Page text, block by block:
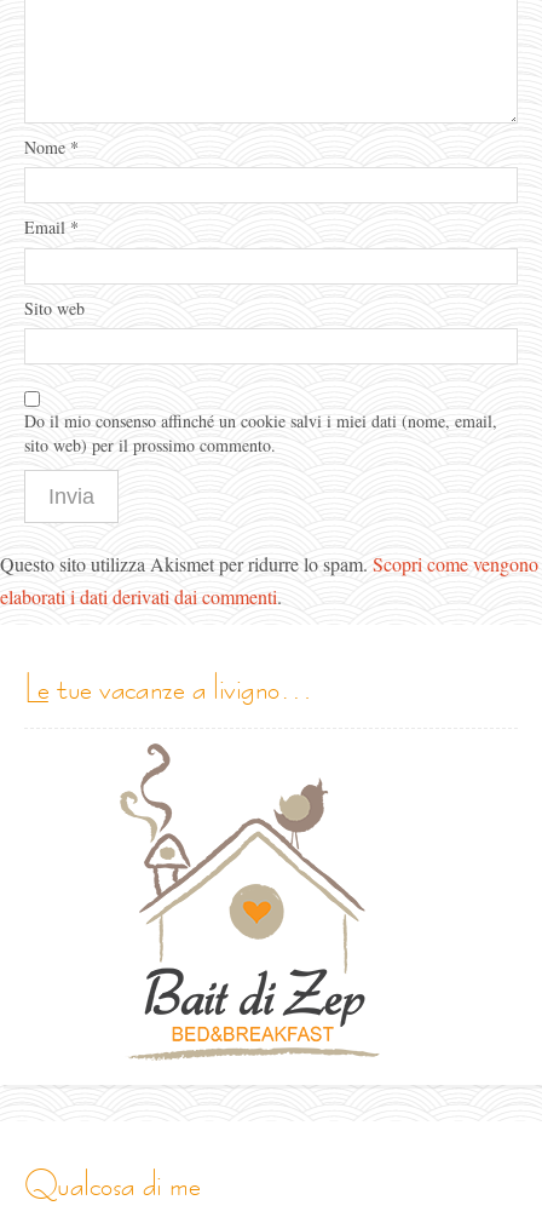
Nome *
Email *
Sito web
Do il mio consenso affinché un cookie salvi i miei dati (nome, email,
sito web) per il prossimo commento.
Questo sito utilizza Akismet per ridurre lo spam. Scopri come vengono
elaborati i dati derivati dai commenti.
le tue vacanze a livigno…
qualcosa di me